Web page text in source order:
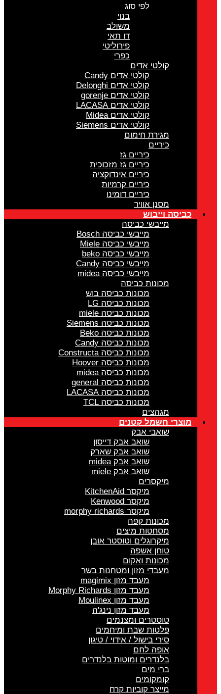
לפי סוג
בנוי
משולב
דו תאי
פירוליטי
כפרי
קולטי אדים
קולטי אדים Candy
קולטי אדים Delonghi
קולטי אדים gorenje
קולטי אדים LACASA
קולטי אדים Midea
קולטי אדים Siemens
מגירת חימום
כיריים
כיריים גז
כיריים גז מזכוכית
כיריים אינדוקציה
כיריים קרמיות
כיריים דומינו
מסנן אוויר
כביסה וייבוש
מייבשי כביסה
מייבשי כביסה Bosch
מייבשי כביסה Miele
מייבשי כביסה beko
מייבשי כביסה Candy
מייבשי כביסה midea
מכונות כביסה
מכונות כביסה בוש
מכונות כביסה LG
מכונות כביסה miele
מכונות כביסה Siemens
מכונות כביסה Beko
מכונות כביסה Candy
מכונות כביסה Constructa
מכונות כביסה Hoover
מכונות כביסה midea
מכונות כביסה general
מכונות כביסה LACASA
מכונות כביסה TCL
מגהצים
מוצרי חשמל קטנים
שואבי אבק
שואב אבק דייסון
שואב אבק שארק
שואב אבק midea
שואב אבק miele
מיקסרים
מיקסר KitchenAid
מיקסר Kenwood
מיקסר morphy richards
מכונות קפה
מסחטות מיצים
מיקרוגלים וטוסטר אובן
טוחן אשפה
מכונות ואקום
מעבדי מזון ומטחנות בשר
מעבד מזון magimix
מעבד מזון Morphy Richards
מעבד מזון Moulinex
מעבד מזון נינג'ה
טוסטרים ומצנמים
פלטות שבת ומיחמים
סירי בישול / אידוי / טיגון
אופה לחם
בלנדרים ומוטות בלנדרים
ברי מים
קומקומים
מייצר קוביות קרח